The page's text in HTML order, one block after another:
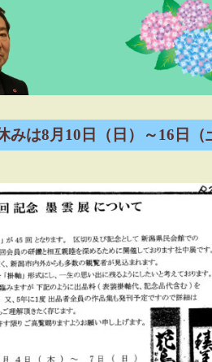
みは8月10日（日）～16日（